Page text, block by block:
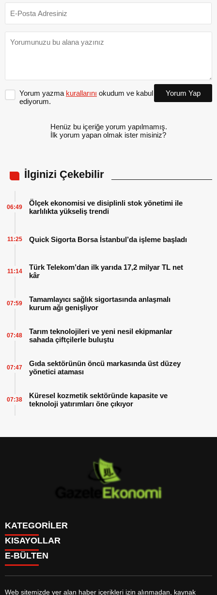
Yorum yazma kurallarını okudum ve kabul
ediyorum.
Yorum Yap
Henüz bu içeriğe yorum yapılmamış.
İlk yorum yapan olmak ister misiniz?
İlginizi Çekebilir
Ölçek ekonomisi ve disiplinli stok yönetimi ile
karlılıkta yükseliş trendi
06:49
Quick Sigorta Borsa İstanbul’da işleme başladı
11:25
Türk Telekom’dan ilk yarıda 17,2 milyar TL net
kâr
11:14
Tamamlayıcı sağlık sigortasında anlaşmalı
kurum ağı genişliyor
07:59
Tarım teknolojileri ve yeni nesil ekipmanlar
sahada çiftçilerle buluştu
07:48
Gıda sektörünün öncü markasında üst düzey
yönetici ataması
07:47
Küresel kozmetik sektöründe kapasite ve
teknoloji yatırımları öne çıkıyor
07:38
KATEGORİLER
GÜNDEM
DÜNYA
SİYASET
MAGAZİN
KISAYOLLAR
BURÇLAR
E-BÜLTEN
Web sitemizde yer alan haber içerikleri izin alınmadan, kaynak